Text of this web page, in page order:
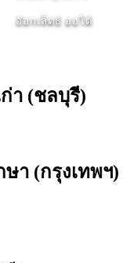
อ๊อกเล็ตธ์ ออโต้
า (ชลบุรี)
า (กรุงเทพฯ)